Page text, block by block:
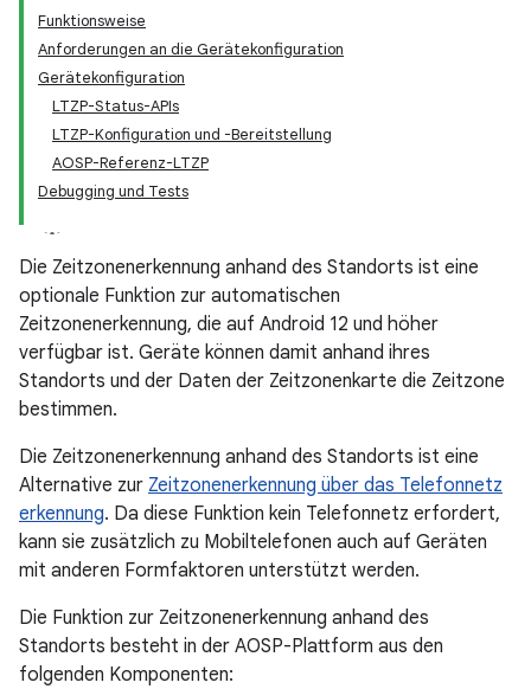
Funktionsweise
Anforderungen an die Gerätekonfiguration
Gerätekonfiguration
LTZP-Status-APIs
LTZP-Konfiguration und -Bereitstellung
AOSP-Referenz-LTZP
Debugging und Tests
Die Zeitzonenerkennung anhand des Standorts ist eine
optionale Funktion zur automatischen
Zeitzonenerkennung, die auf Android 12 und höher
verfügbar ist. Geräte können damit anhand ihres
Standorts und der Daten der Zeitzonenkarte die Zeitzone
bestimmen.
Die Zeitzonenerkennung anhand des Standorts ist eine
Alternative zur Zeitzonenerkennung über das Telefonnetz
erkennung. Da diese Funktion kein Telefonnetz erfordert,
kann sie zusätzlich zu Mobiltelefonen auch auf Geräten
mit anderen Formfaktoren unterstützt werden.
Die Funktion zur Zeitzonenerkennung anhand des
Standorts besteht in der AOSP-Plattform aus den
folgenden Komponenten: